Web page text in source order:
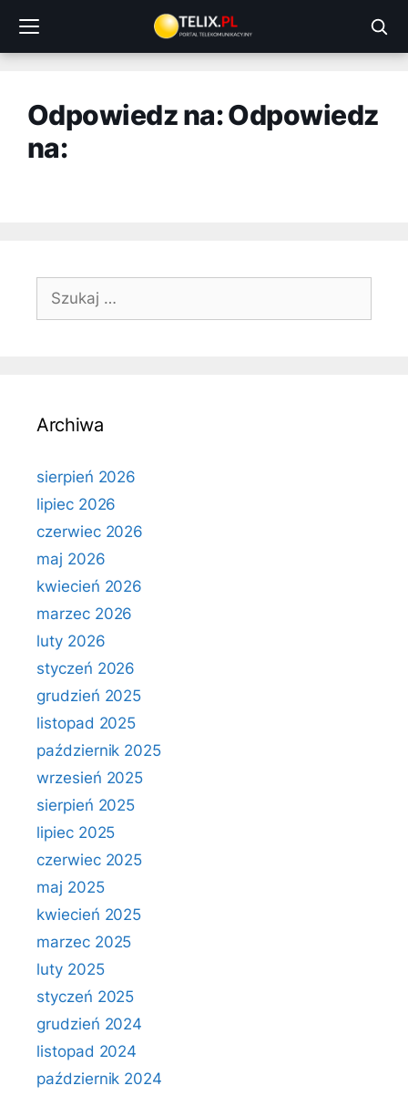
treści
Odpowiedz na: Odpowiedz
na:
Szukaj:
Archiwa
sierpień 2026
lipiec 2026
czerwiec 2026
maj 2026
kwiecień 2026
marzec 2026
luty 2026
styczeń 2026
grudzień 2025
listopad 2025
październik 2025
wrzesień 2025
sierpień 2025
lipiec 2025
czerwiec 2025
maj 2025
kwiecień 2025
marzec 2025
luty 2025
styczeń 2025
grudzień 2024
listopad 2024
październik 2024